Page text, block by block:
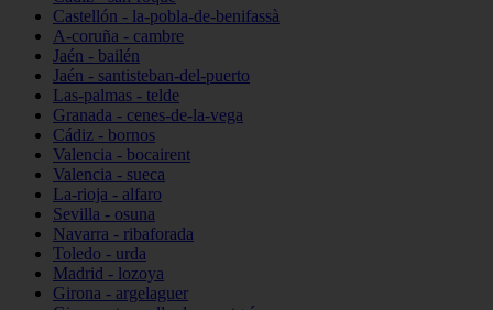
Castellón - la-pobla-de-benifassà
A-coruña - cambre
Jaén - bailén
Jaén - santisteban-del-puerto
Las-palmas - telde
Granada - cenes-de-la-vega
Cádiz - bornos
Valencia - bocairent
Valencia - sueca
La-rioja - alfaro
Sevilla - osuna
Navarra - ribaforada
Toledo - urda
Madrid - lozoya
Girona - argelaguer